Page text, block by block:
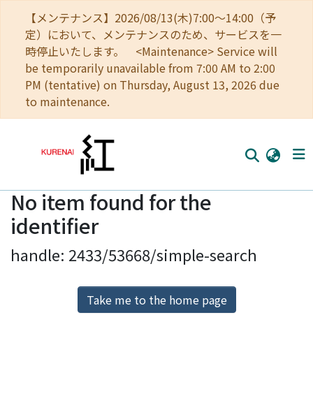
【メンテナンス】2026/08/13(木)7:00～14:00（予
定）において、メンテナンスのため、サービスを一
時停止いたします。 <Maintenance> Service will
be temporarily unavailable from 7:00 AM to 2:00
PM (tentative) on Thursday, August 13, 2026 due
to maintenance.
Home
Communities
Browse
Download Ranking
No item found for the
identifier
handle: 2433/53668/simple-search
Take me to the home page